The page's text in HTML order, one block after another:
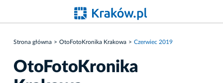
Strona główna OtoFotoKronika Krakowa Czerwiec 2019
OtoFotoKronika